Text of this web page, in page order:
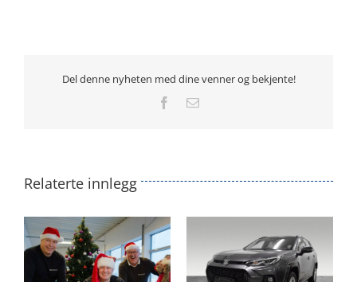
Del denne nyheten med dine venner og bekjente!
Facebook
E-
Relaterte innlegg